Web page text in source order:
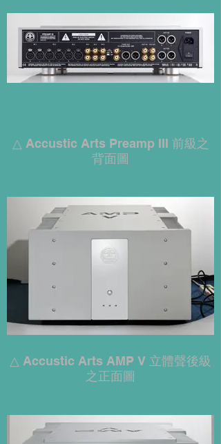
△ Accustic Arts Preamp III 前級之
背面圖
△ Accustic Arts AMP V 立體聲後級
之正面圖